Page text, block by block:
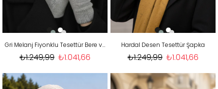
Gri Melanj Fiyonklu Tesettür Bere ve Etol Takım
₺1.041,66
₺1.249,99
Hardal Desen Tesettür Şapka
₺1.041,66
₺1.249,99